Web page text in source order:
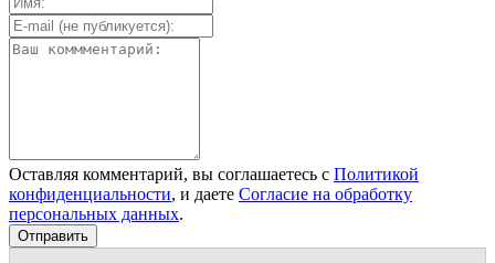
Оставляя комментарий, вы соглашаетесь с Политикой
конфиденциальности, и даете Согласие на обработку
персональных данных.